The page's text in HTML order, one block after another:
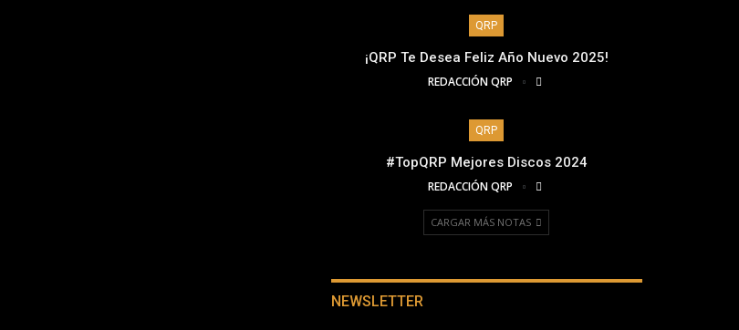
QRP
¡QRP Te Desea Feliz Año Nuevo 2025!
REDACCIÓN QRP
QRP
#TopQRP Mejores Discos 2024
REDACCIÓN QRP
CARGAR MÁS NOTAS
NEWSLETTER